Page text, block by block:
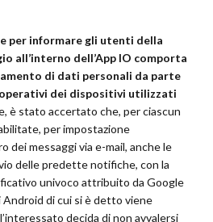
per informare gli utenti della
all’interno dell’App IO comporta
di dati personali da parte
dei dispositivi utilizzati
è stato accertato che, per ciascun
per impostazione
dei messaggi via e-mail, anche le
delle predette notifiche, con la
univoco attribuito da Google
di cui si è detto viene
decida di non avvalersi